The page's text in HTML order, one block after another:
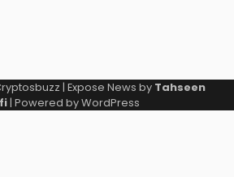
| Expose News by Tahseen
| Powered byWordPress